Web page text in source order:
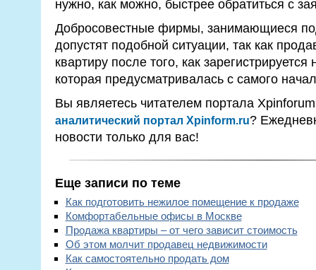
нужно, как можно, быстрее обратиться с
Добросовестные фирмы, занимающиеся
допустят подобной ситуации, так как
квартиру после того, как
которая предусматривалась с самого
Вы являетесь читателем портала
аналитический портал Xpinform.ru?
новости только для вас!
Еще записи по теме
Как подготовить нежилое помещение к продаже
Комфортабельные офисы в Москве
Продажа квартиры – от чего зависит стоимость
Об этом молчит продавец недвижимости
Как самостоятельно продать дом